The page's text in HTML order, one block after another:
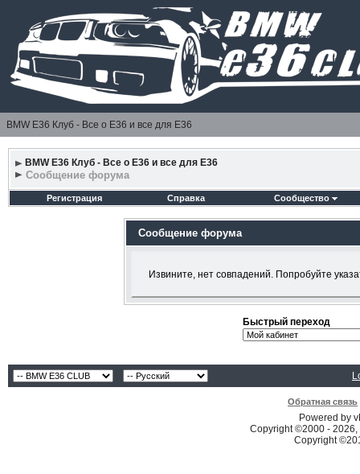
BMW E36 Клуб - Все о Е36 и все для Е36
BMW E36 Клуб - Все о Е36 и все для Е36
Сообщение форума
Регистрация Справка Сообщество
Сообщение форума
Извините, нет совпадений. Попробуйте
Быстрый переход
Обратная связь
Powered by
Copyright ©2000 -
Copyright